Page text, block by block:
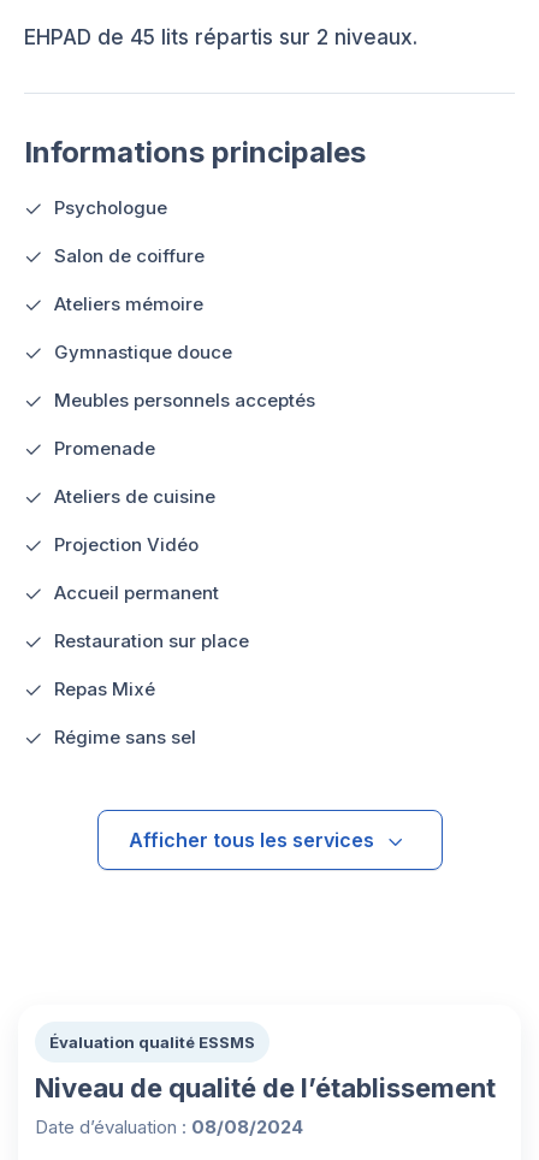
EHPAD de 45 lits répartis sur 2 niveaux.
Informations principales
Psychologue
Salon de coiffure
Ateliers mémoire
Gymnastique douce
Meubles personnels acceptés
Promenade
Ateliers de cuisine
Projection Vidéo
Accueil permanent
Restauration sur place
Repas Mixé
Régime sans sel
Afficher tous les services
Évaluation qualité ESSMS
Niveau de qualité de l’établissement
Date d’évaluation : 08/08/2024